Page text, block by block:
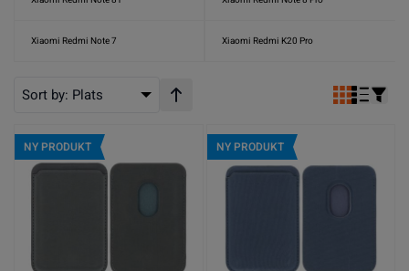
Xiaomi Redmi Note 7 Xiaomi Redmi K20 Pro
Sort by: Plats Stigande ordning
NY PRODUKT NY PRODUKT